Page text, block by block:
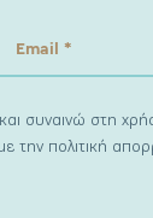
συναινώ στη
την πολιτική